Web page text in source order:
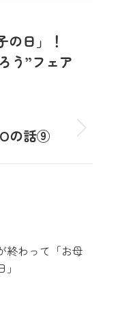
の日」！
う”フェア
の話⑨
終わって「お母